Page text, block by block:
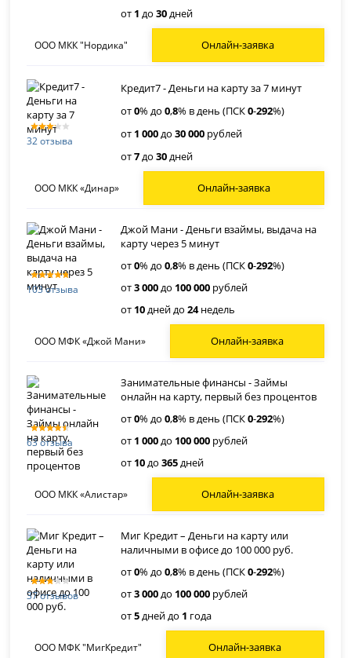
от 1 до30дней
ООО МКК "Нордика" Онлайн-заявка
32 отзыва
Кредит7 - Деньги на карту за 7 минут
от0% до0,8% в день (ПСК0-292%)
от 1 000до30 000 рублей
от7до30дней
ООО МКК «Динар» Онлайн-заявка
103 отзыва
Джой Мани - Деньги взаймы, выдача на
карту через 5 минут
от0% до0,8% в день (ПСК0-292%)
от3 000до 100 000 рублей
от 10дней до24недель
ООО МФК «Джой Мани» Онлайн-заявка
63 отзыва
Занимательные финансы - Займы
онлайн на карту, первый без процентов
от0% до0,8% в день (ПСК0-292%)
от 1 000до 100 000 рублей
от 10до365дней
ООО МКК «Алистар» Онлайн-заявка
37 отзывов
Миг Кредит – Деньги на карту или
наличными в офисе до 100 000 руб.
от0% до0,8% в день (ПСК0-292%)
от3 000до 100 000 рублей
от5дней до 1 года
ООО МФК "МигКредит" Онлайн-заявка